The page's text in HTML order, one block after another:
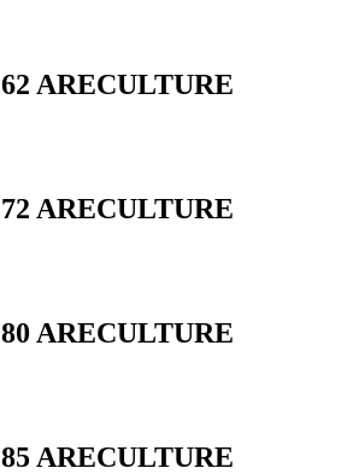
ARECULTURE
ARECULTURE
ARECULTURE
ARECULTURE